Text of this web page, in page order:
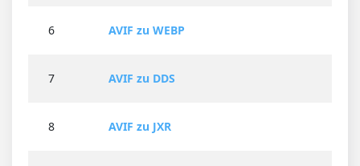
6 AVIF zu WEBP
7 AVIF zu DDS
8 AVIF zu JXR